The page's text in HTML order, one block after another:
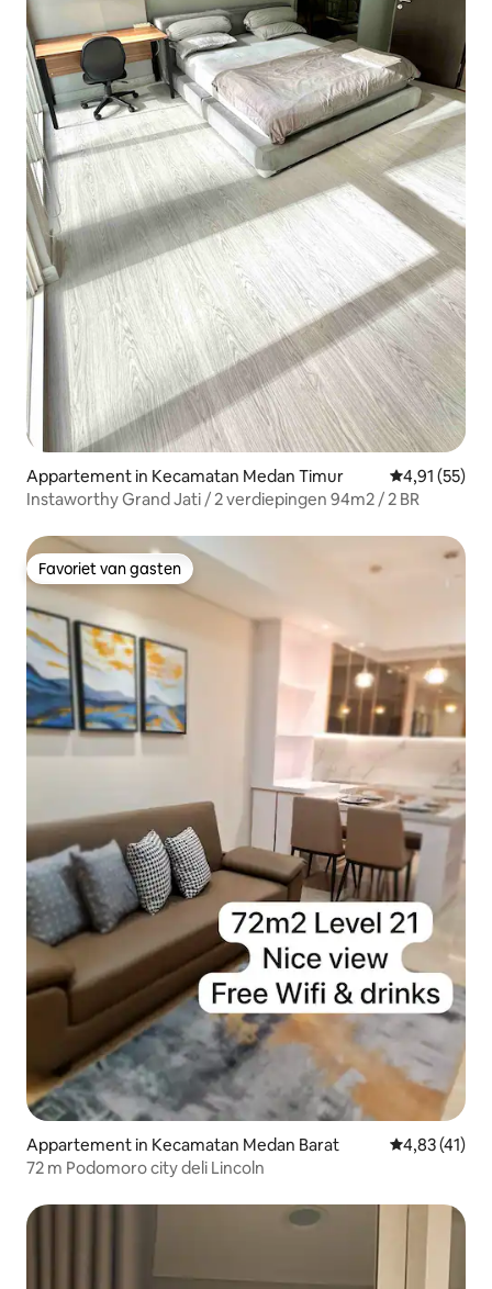
Appartement in Kecamatan Medan Timur Gemiddelde
4,91 (55)
Instaworthy Grand Jati / 2 verdiepingen 94m2 / 2 BR
Favoriet van gasten
Favoriet van gasten
Appartement in Kecamatan Medan Barat Gemiddelde
4,83 (41)
72 m Podomoro city deli Lincoln